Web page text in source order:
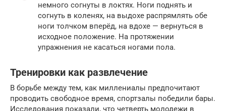
немного согнуты в локтях. Ноги поднять и
согнуть в коленях, на выдохе распрямлять обе
ноги толчком вперёд, на вдохе — вернуться в
исходное положение. На протяжении
упражнения не касаться ногами пола.
Тренировки как развлечение
В борьбе между тем, как миллениалы предпочитают
проводить свободное время, спортзалы победили бары.
Исследования показали, что четверть молодежи в